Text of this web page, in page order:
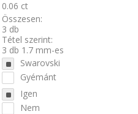
0.06 ct
Összesen:
3 db
Tétel szerint:
3 db 1.7 mm-es
Swarovski
Gyémánt
Igen
Nem